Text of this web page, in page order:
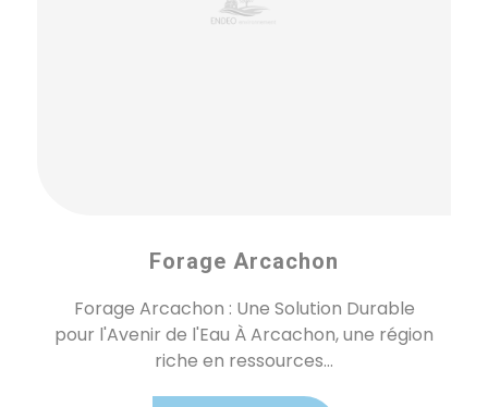
Forage Arcachon
Forage Arcachon : Une Solution Durable
pour l'Avenir de l'Eau À Arcachon, une région
riche en ressources...